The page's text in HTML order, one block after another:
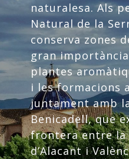
naturalesa. Als
Natural de la
conserva zones
gran
plantes
i les formacions
juntament amb
Benicadell, que
frontera entre la
d’Alacant i